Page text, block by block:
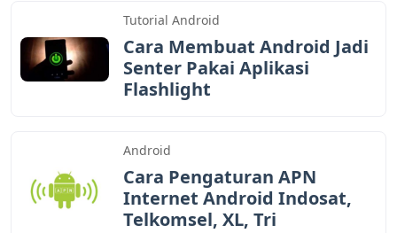
Tutorial Android
Cara Membuat Android Jadi
Senter Pakai Aplikasi
Flashlight
Android
Cara Pengaturan APN
Internet Android Indosat,
Telkomsel, XL, Tri